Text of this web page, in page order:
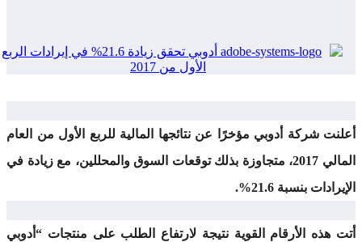
شركة أدوبي مؤخرًا عن نتائجها المالية للربع الأول من العام
المالي 2017، متجاوزة بذلك توقعات السوق والمحللين، مع زيادة في
بنسبة 21.6%.
هذه الأرقام القوية نتيجة لارتفاع الطلب على منتجات “أدوبي